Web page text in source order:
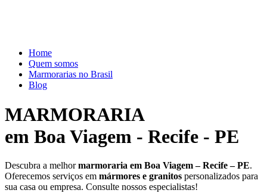
Home
Quem somos
Marmorarias no Brasil
Blog
MARMORARIA
em Boa Viagem - Recife - PE
Descubra a melhormarmoraria em Boa Viagem – Recife – PE.
Oferecemos serviços em mármores e granitos personalizados para
sua casa ou empresa. Consulte nossos especialistas!